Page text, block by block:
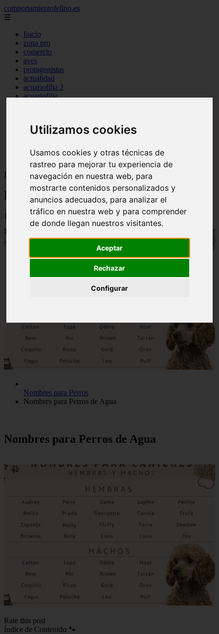
Utilizamos cookies
Usamos cookies y otras técnicas de
rastreo para mejorar tu experiencia de
navegación en nuestra web, para
mostrarte contenidos personalizados y
anuncios adecuados, para analizar el
tráfico en nuestra web y para comprender
de donde llegan nuestros visitantes.
Aceptar
Rechazar
Configurar
comportamientofelino.es
☰
Inicio
zona pro
comercio
aves
protagonistas
actualidad
acuariofilia 2
acuariofilia
novedades
uncategorized
zona pro
Inicio
gatos2 >Nombres para Perros de Agua
Nombres para Perros de Agua
📅 12/06/2025
Nombres para Perros
Nombres para Perros de Agua
Nombres para Perros de Agua
Rate this post
Índice de Contenido 🐾